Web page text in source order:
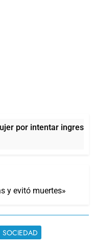
por intentar ingresar
y evitó muertes»
SOCIEDAD